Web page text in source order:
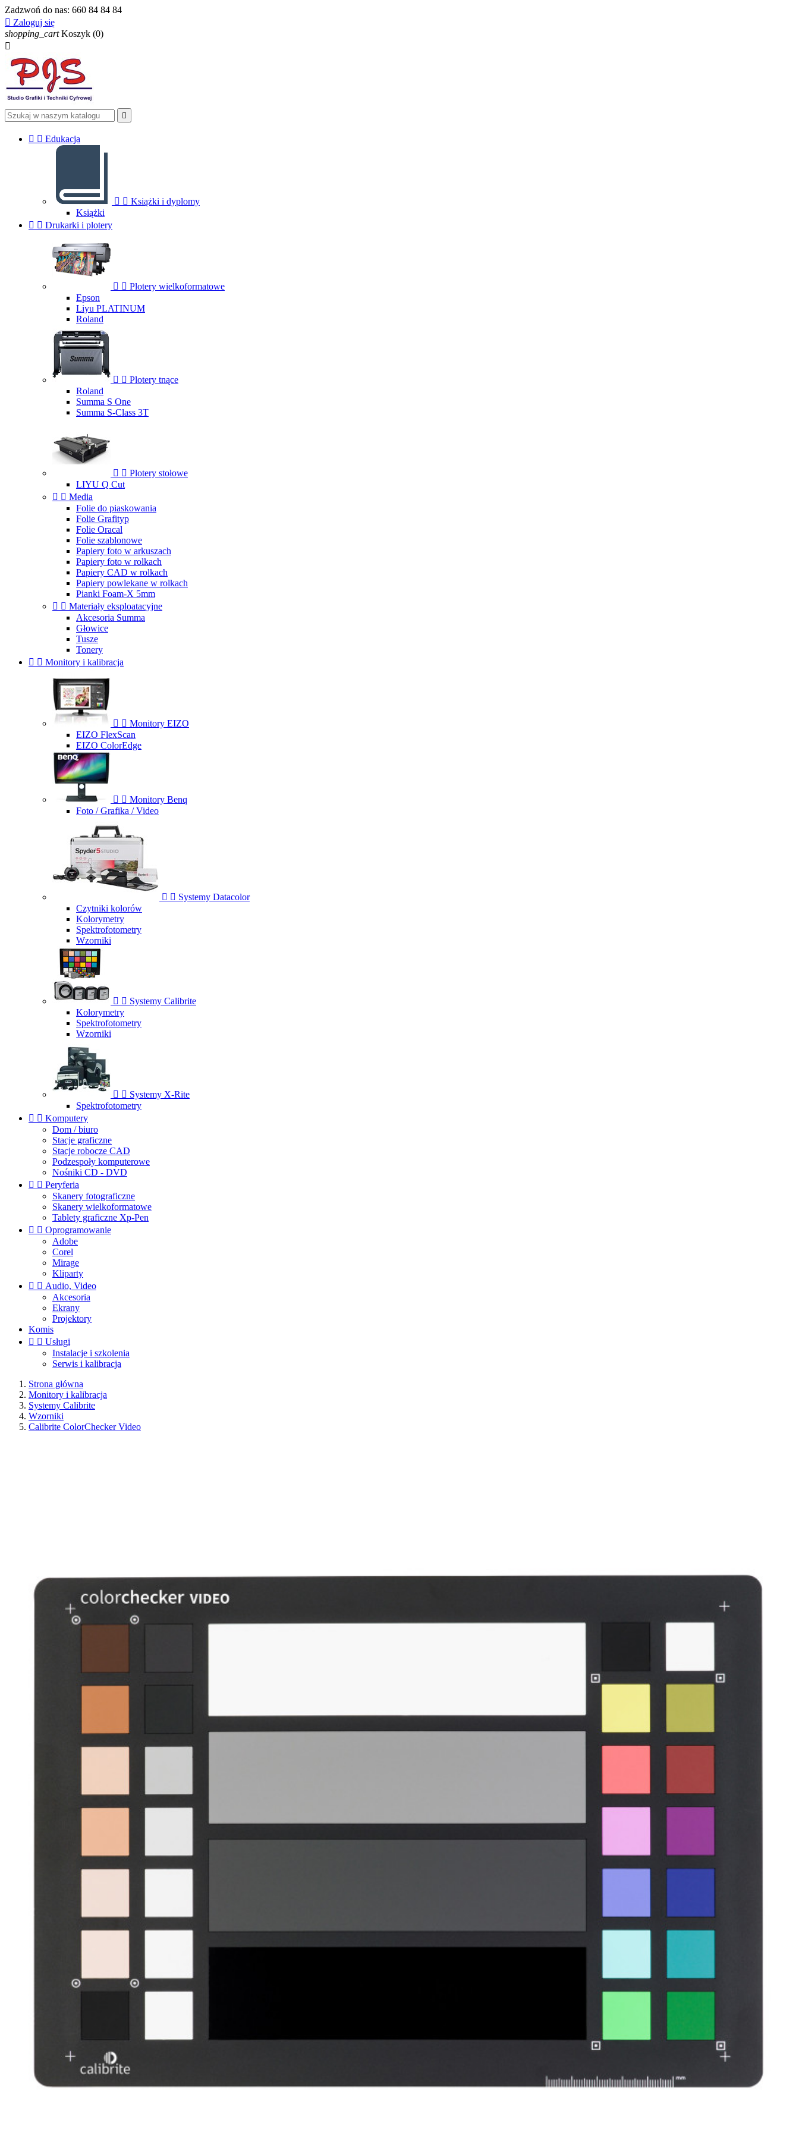
Zadzwoń do nas: 660 84 84 84
 Zaloguj się
shopping_cart Koszyk (0)


  Edukacja
  Książki i dyplomy
Książki
  Drukarki i plotery
  Plotery wielkoformatowe
Epson
Liyu PLATINUM
Roland
  Plotery tnące
Roland
Summa S One
Summa S-Class 3T
  Plotery stołowe
LIYU Q Cut
  Media
Folie do piaskowania
Folie Grafityp
Folie Oracal
Folie szablonowe
Papiery foto w arkuszach
Papiery foto w rolkach
Papiery CAD w rolkach
Papiery powlekane w rolkach
Pianki Foam-X 5mm
  Materiały eksploatacyjne
Akcesoria Summa
Głowice
Tusze
Tonery
  Monitory i kalibracja
  Monitory EIZO
EIZO FlexScan
EIZO ColorEdge
  Monitory Benq
Foto / Grafika / Video
  Systemy Datacolor
Czytniki kolorów
Kolorymetry
Spektrofotometry
Wzorniki
  Systemy Calibrite
Kolorymetry
Spektrofotometry
Wzorniki
  Systemy X-Rite
Spektrofotometry
  Komputery
Dom / biuro
Stacje graficzne
Stacje robocze CAD
Podzespoły komputerowe
Nośniki CD - DVD
  Peryferia
Skanery fotograficzne
Skanery wielkoformatowe
Tablety graficzne Xp-Pen
  Oprogramowanie
Adobe
Corel
Mirage
Kliparty
  Audio, Video
Akcesoria
Ekrany
Projektory
Komis
  Usługi
Instalacje i szkolenia
Serwis i kalibracja
Strona główna
Monitory i kalibracja
Systemy Calibrite
Wzorniki
Calibrite ColorChecker Video